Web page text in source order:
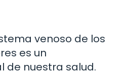
venoso de los
es un
de nuestra salud.